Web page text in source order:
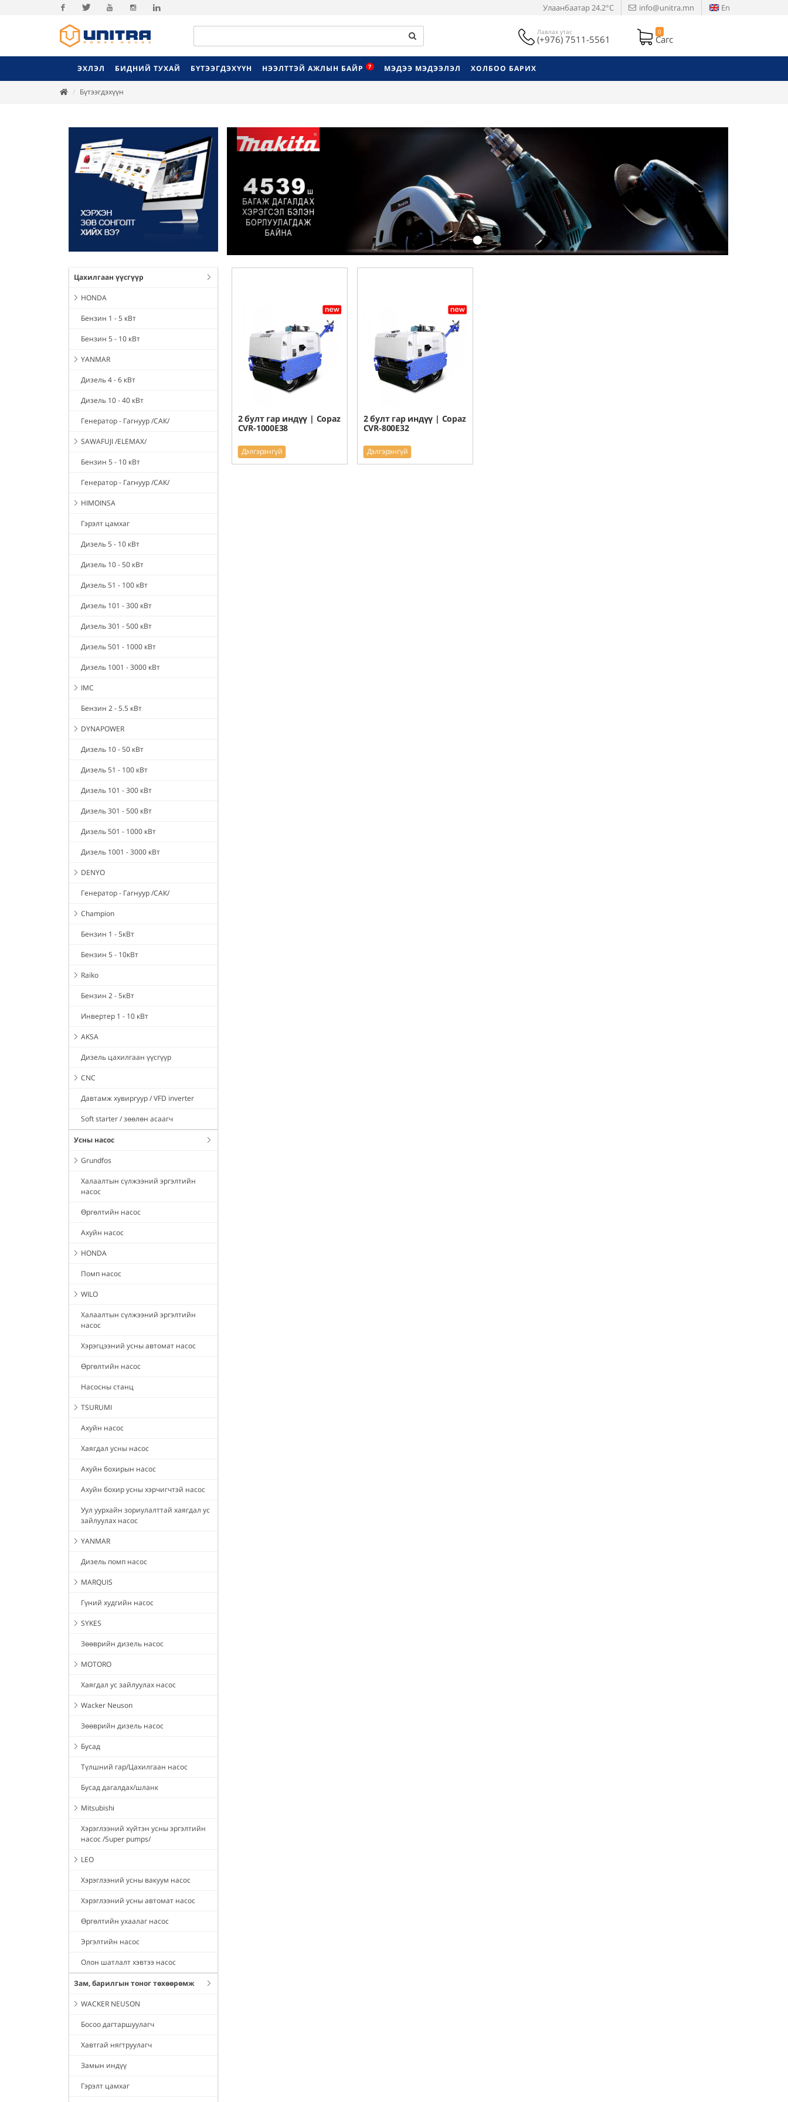
Facebook
Улаанбаатар24.2°C info@unitra.mn En
Лавлах утас
(+976) 7511-5561
0
Сагс
ЭХЛЭЛ БИДНИЙ ТУХАЙ БҮТЭЭГДЭХҮҮН НЭЭЛТТЭЙ АЖЛЫН БАЙР 7 МЭДЭЭ МЭДЭЭЛЭЛ ХОЛБОО БАРИХ
Бүтээгдэхүүн
Цахилгаан үүсгүүр
HONDA
Бензин 1 - 5 кВт
Бензин 5 - 10 кВт
YANMAR
Дизель 4 - 6 кВт
Дизель 10 - 40 кВт
Генератор - Гагнуур /САК/
SAWAFUJI /ELEMAX/
Бензин 5 - 10 кВт
Генератор - Гагнуур /САК/
HIMOINSA
Гэрэлт цамхаг
Дизель 5 - 10 кВт
Дизель 10 - 50 кВт
Дизель 51 - 100 кВт
Дизель 101 - 300 кВт
Дизель 301 - 500 кВт
Дизель 501 - 1000 кВт
Дизель 1001 - 3000 кВт
IMC
Бензин 2 - 5.5 кВт
DYNAPOWER
Дизель 10 - 50 кВт
Дизель 51 - 100 кВт
Дизель 101 - 300 кВт
Дизель 301 - 500 кВт
Дизель 501 - 1000 кВт
Дизель 1001 - 3000 кВт
DENYO
Генератор - Гагнуур /САК/
Champion
Бензин 1 - 5кВт
Бензин 5 - 10кВт
Raiko
Бензин 2 - 5кВт
Инвертер 1 - 10 кВт
AKSA
Дизель цахилгаан үүсгүүр
CNC
Давтамж хувиргуур / VFD inverter
Soft starter / зөөлөн асаагч
Усны насос
Grundfos
Халаалтын сүлжээний эргэлтийн
насос
Өргөлтийн насос
Ахуйн насос
HONDA
Помп насос
WILO
Халаалтын сүлжээний эргэлтийн
насос
Хэрэгцээний усны автомат насос
Өргөлтийн насос
Насосны станц
TSURUMI
Ахуйн насос
Хаягдал усны насос
Ахуйн бохирын насос
Ахуйн бохир усны хэрчигчтэй насос
Уул уурхайн зориулалттай хаягдал ус
зайлуулах насос
YANMAR
Дизель помп насос
MARQUIS
Гүний худгийн насос
SYKES
Зөөврийн дизель насос
MOTORO
Хаягдал ус зайлуулах насос
Wacker Neuson
Зөөврийн дизель насос
Бусад
Түлшний гар/Цахилгаан насос
Бусад дагалдах/шланк
Mitsubishi
Хэрэглээний хүйтэн усны эргэлтийн
насос /Super pumps/
LEO
Хэрэглээний усны вакуум насос
Хэрэглээний усны автомат насос
Өргөлтийн ухаалаг насос
Эргэлтийн насос
Олон шатлалт хэвтээ насос
Зам, барилгын тоног төхөөрөмж
WACKER NEUSON
Босоо дагтаршуулагч
Хавтгай нягтруулагч
Замын индүү
Гэрэлт цамхаг
Previous
2 булт гар индүү | Copaz
CVR-1000E38
Дэлгэрэнгүй
2 булт гар индүү | Copaz
CVR-800E32
Дэлгэрэнгүй